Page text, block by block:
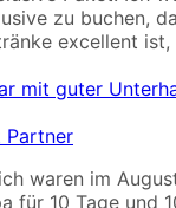
zu buchen,
excellent ist,
mit guter
Partner
waren im
für 10 Tage und